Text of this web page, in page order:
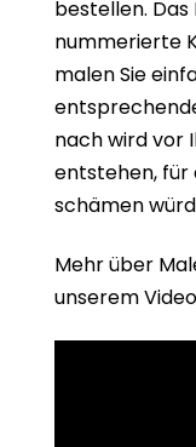
bestellen. Das
nummerierte
malen Sie
nach wird vor
entstehen, für
schämen
Mehr über
unserem